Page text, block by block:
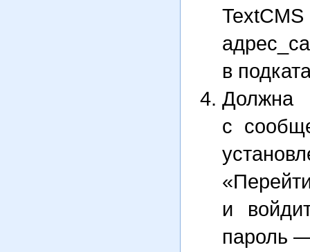
в
с
и
пароль